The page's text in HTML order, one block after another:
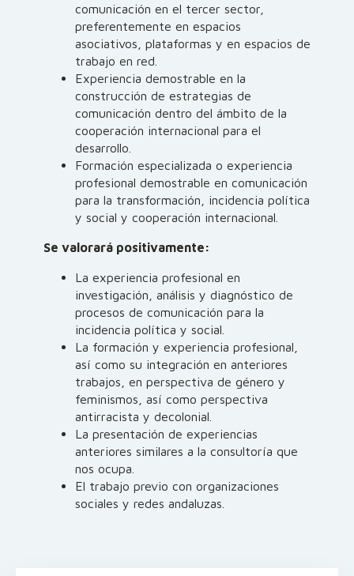
comunicación en el tercer sector,
preferentemente en espacios
asociativos, plataformas y en espacios de
trabajo en red.
Experiencia demostrable en la
construcción de estrategias de
comunicación dentro del ámbito de la
cooperación internacional para el
desarrollo.
Formación especializada o experiencia
profesional demostrable en comunicación
para la transformación, incidencia política
y social y cooperación internacional.
Se valorará positivamente:
La experiencia profesional en
investigación, análisis y diagnóstico de
procesos de comunicación para la
incidencia política y social.
La formación y experiencia profesional,
así como su integración en anteriores
trabajos, en perspectiva de género y
feminismos, así como perspectiva
antirracista y decolonial.
La presentación de experiencias
anteriores similares a la consultoría que
nos ocupa.
El trabajo previo con organizaciones
sociales y redes andaluzas.